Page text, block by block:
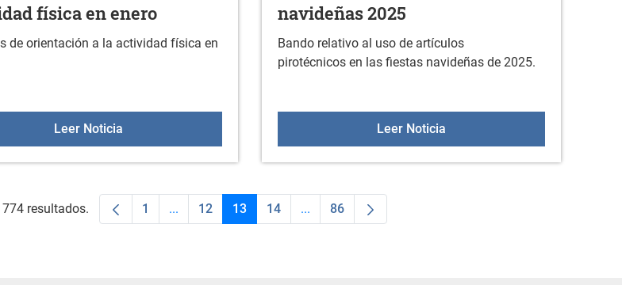
física en enero
de orientación a la actividad física en
Leer Noticia Sesiones de orientación a la actividad física en enero
navideñas 2025
Bando relativo al uso de artículos
pirotécnicos en las fiestas navideñas de 2025.
Leer Noticia
resultados. Página
1 ...Páginas intermedias Use TAB para desplazarse.
Página
12 Página
13 Página
14 ...Páginas intermedias Use TAB para desplazarse.
Página
86